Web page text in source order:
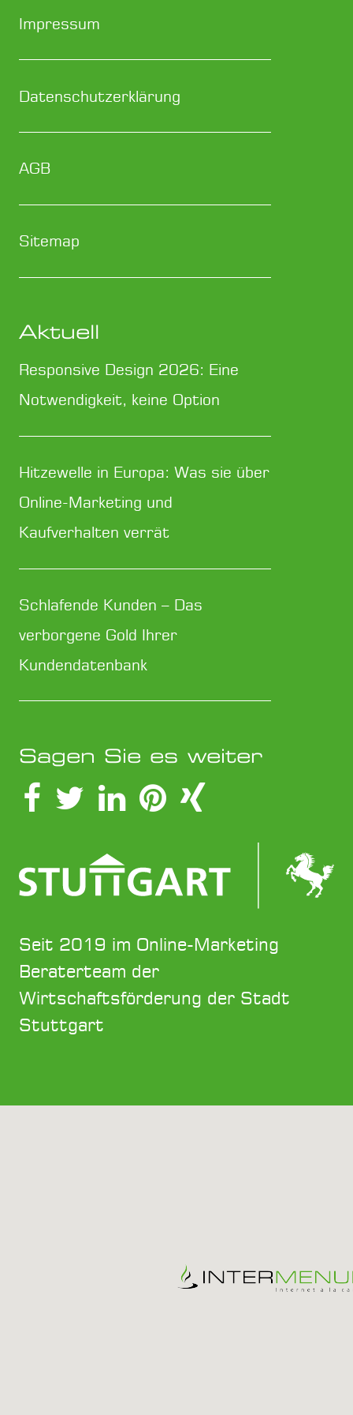
Impressum
Datenschutzerklärung
AGB
Sitemap
Aktuell
Responsive Design 2026: Eine
Notwendigkeit, keine Option
Hitzewelle in Europa: Was sie über
Online-Marketing und
Kaufverhalten verrät
Schlafende Kunden – Das
verborgene Gold Ihrer
Kundendatenbank
Sagen Sie es weiter
Seit 2019 im Online-Marketing
Beraterteam der
Wirtschaftsförderung der Stadt
Stuttgart